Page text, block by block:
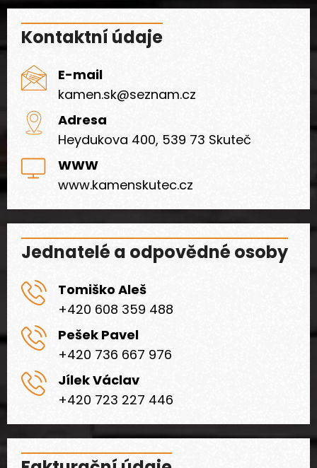
Kontaktní údaje
E-mail
kamen.sk@seznam.cz
Adresa
Heydukova 400, 539 73 Skuteč
WWW
www.kamenskutec.cz
Jednatelé a odpovědné osoby
Tomiško Aleš
+420 608 359 488
Pešek Pavel
+420 736 667 976
Jílek Václav
+420 723 227 446